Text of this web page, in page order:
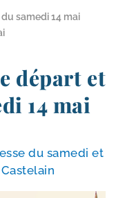
samedi 14 mai
départ et
14 mai
du same­di et